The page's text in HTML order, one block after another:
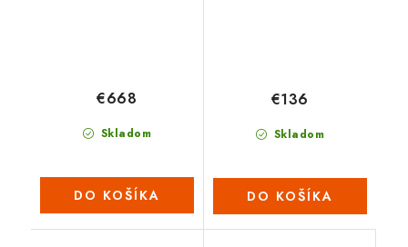
Skladom
€668
DO KOŠÍKA
Skladom
€136
DO KOŠÍKA